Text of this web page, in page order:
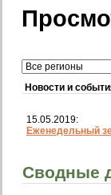
Новости и
15.05.2019:
Еженедельный
Сводные